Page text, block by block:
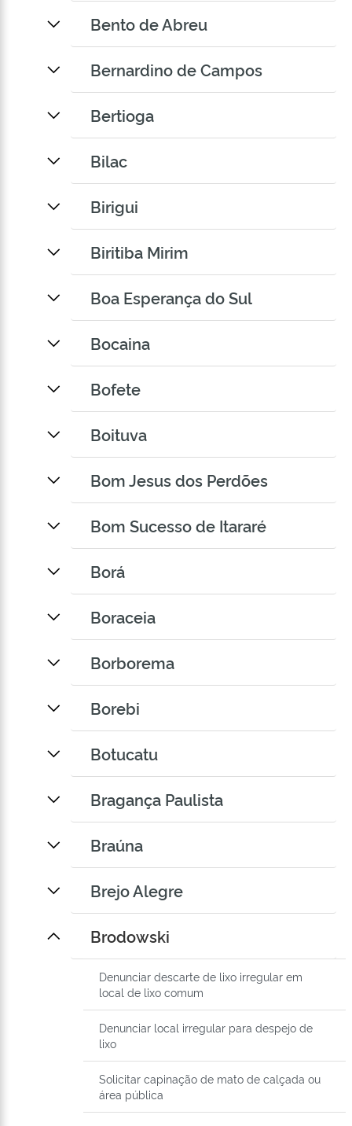
Bento de Abreu
Bernardino de Campos
Bertioga
Bilac
Birigui
Biritiba Mirim
Boa Esperança do Sul
Bocaina
Bofete
Boituva
Bom Jesus dos Perdões
Bom Sucesso de Itararé
Borá
Boraceia
Borborema
Borebi
Botucatu
Bragança Paulista
Braúna
Brejo Alegre
Brodowski
Denunciar descarte de lixo irregular em
local de lixo comum
Denunciar local irregular para despejo de
lixo
Solicitar capinação de mato de calçada ou
área pública